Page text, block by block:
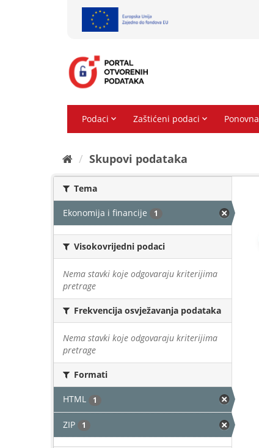
Skupovi podаtаkа
Tema
Ekonomija i financije 1
Visokovrijedni podaci
Nema stavki koje odgovaraju kriterijima
pretrage
Frekvencija osvježavanja podataka
Nema stavki koje odgovaraju kriterijima
pretrage
Formati
HTML 1
ZIP 1